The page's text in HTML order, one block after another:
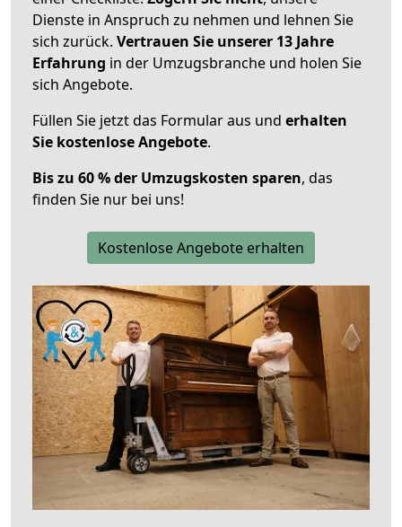
Dienste in Anspruch zu nehmen und lehnen Sie
sich zurück. Vertrauen Sie unserer 13 Jahre
Erfahrung in der Umzugsbranche und holen Sie
sich Angebote.
Füllen Sie jetzt das Formular aus und erhalten
Sie kostenlose Angebote.
Bis zu 60 % der Umzugskosten sparen, das
finden Sie nur bei uns!
Kostenlose Angebote erhalten